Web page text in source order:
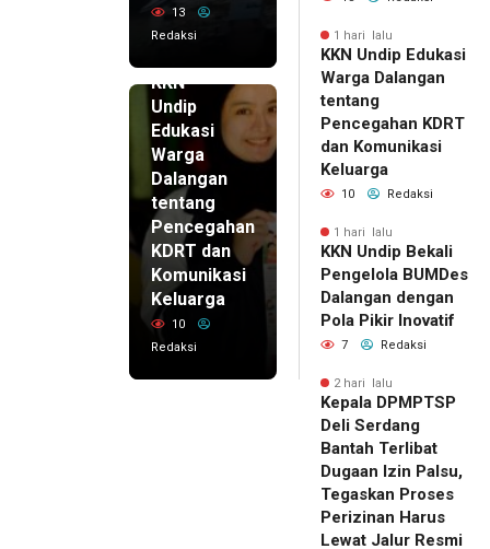
13
Redaksi
KKN
Undip
Edukasi
Warga
Dalangan
tentang
Pencegahan
KDRT dan
Komunikasi
Keluarga
10
Redaksi
1 hari lalu
KKN Undip Edukasi
Warga Dalangan
tentang
Pencegahan KDRT
dan Komunikasi
Keluarga
10 Redaksi
1 hari lalu
KKN Undip Bekali
Pengelola BUMDes
Dalangan dengan
Pola Pikir Inovatif
7 Redaksi
2 hari lalu
Kepala DPMPTSP
Deli Serdang
Bantah Terlibat
Dugaan Izin Palsu,
Tegaskan Proses
Perizinan Harus
Lewat Jalur Resmi